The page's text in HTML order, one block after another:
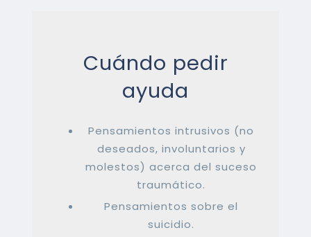
Cuándo pedir
ayuda
Pensamientos intrusivos (no
deseados, involuntarios y
molestos) acerca del suceso
traumático.
Pensamientos sobre el
suicidio.